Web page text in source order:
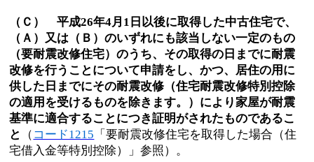
（Ｃ） 平成26年4月1日以後に取得した中古住宅で、
（Ａ）又は（Ｂ）のいずれにも該当しない一定のもの
（要耐震改修住宅）のうち、その取得の日までに耐震
改修を行うことについて申請をし、かつ、居住の用に
供した日までにその耐震改修（住宅耐震改修特別控除
の適用を受けるものを除きます。）により家屋が耐震
基準に適合することにつき証明がされたものであるこ
と
（ コード1215 「要耐震改修住宅を取得した場合（住
宅借入金等特別控除）」参照）。